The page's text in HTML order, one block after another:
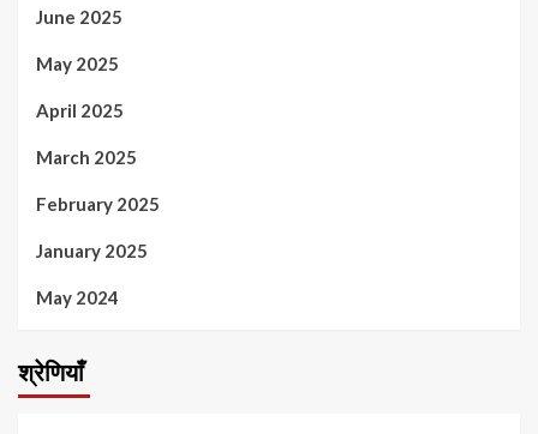
June 2025
May 2025
April 2025
March 2025
February 2025
January 2025
May 2024
श्रेणियाँ